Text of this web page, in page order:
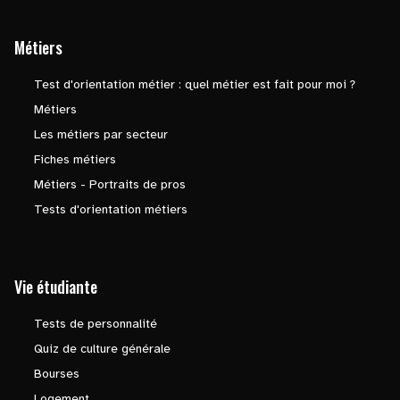
Métiers
Test d'orientation métier : quel métier est fait pour moi ?
Métiers
Les métiers par secteur
Fiches métiers
Métiers - Portraits de pros
Tests d'orientation métiers
Vie étudiante
Tests de personnalité
Quiz de culture générale
Bourses